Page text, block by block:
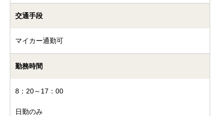
交通手段
マイカー通勤可
勤務時間
8：20～17：00
日勤のみ